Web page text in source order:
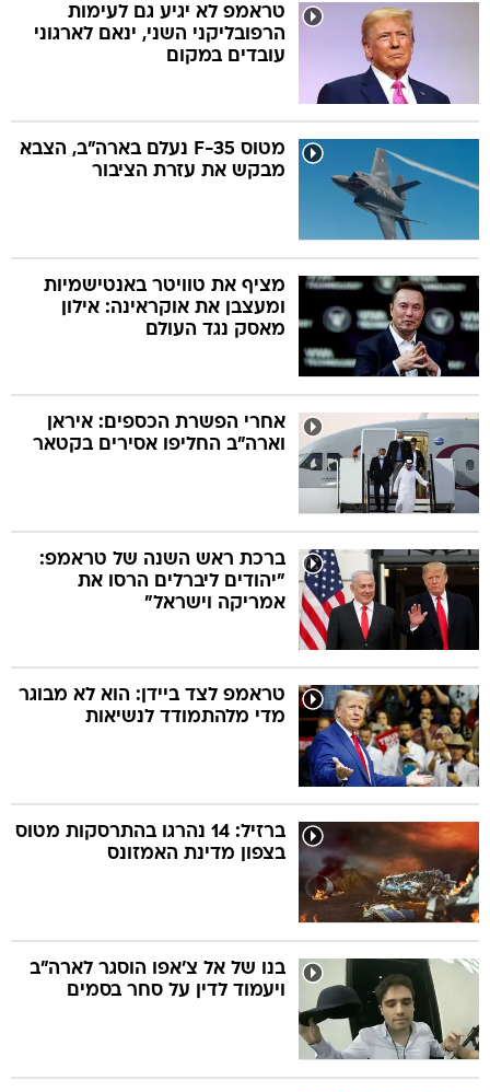
טראמפ לא יגיע גם לעימות
הרפובליקני השני, ינאם לארגוני
עובדים במקום
מטוס F-35 נעלם בארה"ב, הצבא
מבקש את עזרת הציבור
מציף את טוויטר באנטישמיות
ומעצבן את אוקראינה: אילון
מאסק נגד העולם
אחרי הפשרת הכספים: איראן
וארה"ב החליפו אסירים בקטאר
ברכת ראש השנה של טראמפ:
"יהודים ליברלים הרסו את
אמריקה וישראל"
טראמפ לצד ביידן: הוא לא מבוגר
מדי מלהתמודד לנשיאות
ברזיל: 14 נהרגו בהתרסקות מטוס
בצפון מדינת האמזונס
בנו של אל צ'אפו הוסגר לארה"ב
ויעמוד לדין על סחר בסמים